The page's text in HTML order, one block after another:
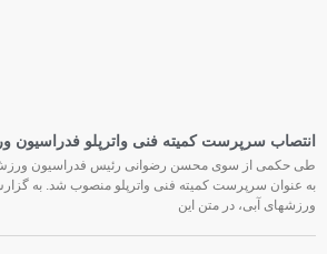
انتصاب سرپرست کمیته فنی واترپلو فدراسیون
طی حکمی از سوی محسن رضوانی رئیس فدراسیون
به عنوان سرپرست کمیته فنی واترپلو منصوب شد. به
ورزشهای آبی، در متن این